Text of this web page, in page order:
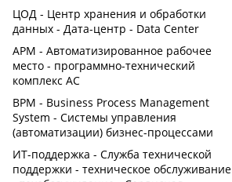
ЦОД - Центр хранения и обработки
данных - Дата-центр - Data Center
АРМ - Автоматизированное рабочее
место - программно-технический
комплекс АС
BPM - Business Process Management
System - Системы управления
(автоматизации) бизнес-процессами
ИТ-поддержка - Служба технической
поддержки - техническое обслуживание